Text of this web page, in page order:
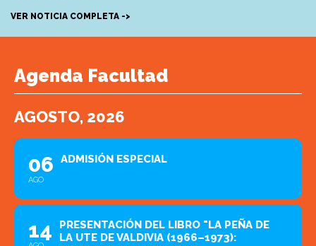
VER NOTICIA COMPLETA ->
Agenda Facultad
AGOSTO, 2026
06
AGO
ADMISIÓN ESPECIAL
14
PRESENTACIÓN DEL LIBRO "LA PEÑA DE
LA UTE DE VALDIVIA (1966–1973):